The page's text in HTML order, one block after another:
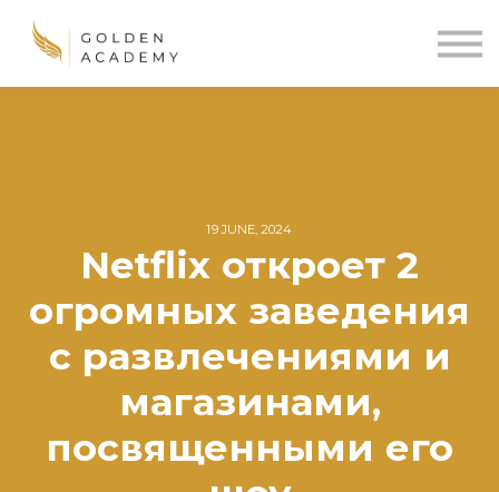
19 JUNE, 2024
Netflix откроет 2
огромных заведения
с развлечениями и
магазинами,
посвященными его